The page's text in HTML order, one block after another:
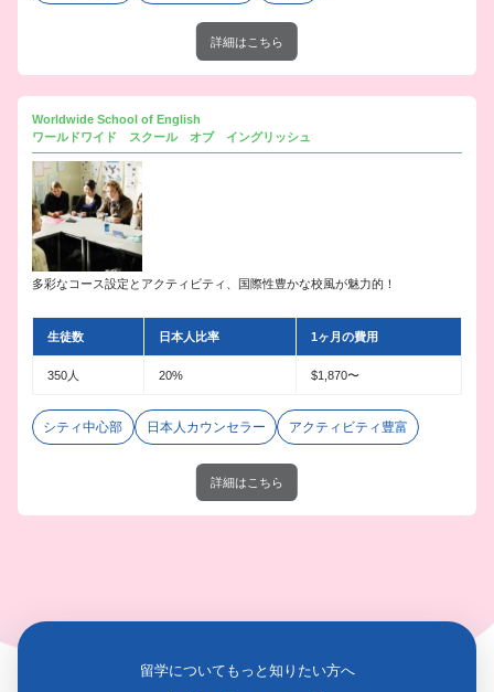
詳細はこちら
Worldwide School of English
ワールドワイド スクール オブ イングリッシュ
多彩なコース設定とアクティビティ、国際性豊かな校風が魅力的！
生徒数 日本人比率 1ヶ月の費用
350人 20% $1,870〜
シティ中心部 日本人カウンセラー アクティビティ豊富
詳細はこちら
留学についてもっと知りたい方へ